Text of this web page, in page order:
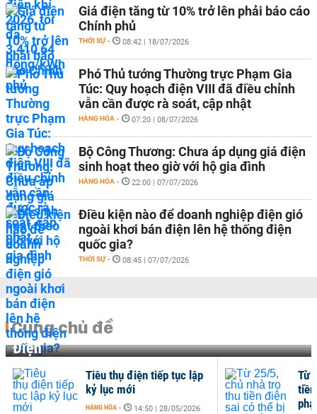
Giá điện tăng từ 10% trở lên phải báo cáo
Chính phủ
THỜI SỰ - 08:42 | 18/07/2026
Phó Thủ tướng Thường trực Phạm Gia
Túc: Quy hoạch điện VIII đã điều chỉnh
vẫn cần được rà soát, cập nhật
HÀNG HÓA - 07:20 | 08/07/2026
Bộ Công Thương: Chưa áp dụng giá điện
sinh hoạt theo giờ với hộ gia đình
HÀNG HÓA - 22:00 | 07/07/2026
Điều kiện nào để doanh nghiệp điện gió
ngoài khơi bán điện lên hệ thống điện
quốc gia?
THỜI SỰ - 08:45 | 07/07/2026
Cùng chủ đề
Điện
Tiêu thụ điện tiếp tục lập
kỷ lục mới
HÀNG HÓA - 14:50 | 28/05/2026
Từ